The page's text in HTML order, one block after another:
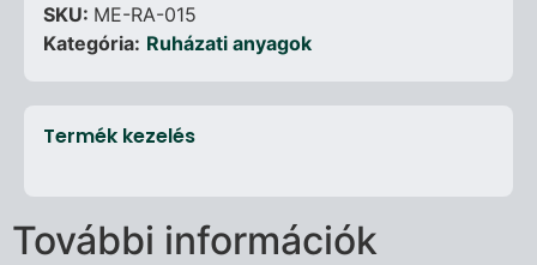
SKU: ME-RA-015
Kategória: Ruházati anyagok
Termék kezelés
További információk